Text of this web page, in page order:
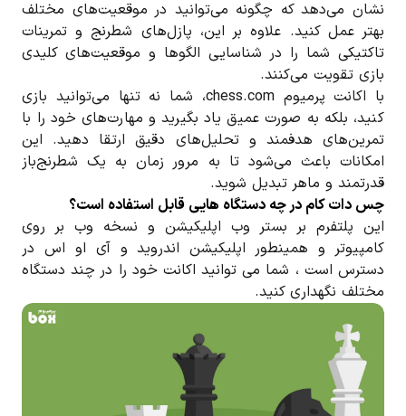
نشان می‌دهد که چگونه می‌توانید در موقعیت‌های مختلف
بهتر عمل کنید. علاوه بر این، پازل‌های شطرنج و تمرینات
تاکتیکی شما را در شناسایی الگوها و موقعیت‌های کلیدی
بازی تقویت می‌کنند.
با اکانت پرمیوم chess.com، شما نه تنها می‌توانید بازی
کنید، بلکه به صورت عمیق یاد بگیرید و مهارت‌های خود را با
تمرین‌های هدفمند و تحلیل‌های دقیق ارتقا دهید. این
امکانات باعث می‌شود تا به مرور زمان به یک شطرنج‌باز
قدرتمند و ماهر تبدیل شوید.
چس دات کام در چه دستگاه هایی قابل استفاده است؟
این پلتفرم بر بستر وب اپلیکیشن و نسخه وب بر روی
کامپیوتر و همینطور اپلیکیشن اندروید و آی او اس در
دسترس است ، شما می توانید اکانت خود را در چند دستگاه
مختلف نگهداری کنید.